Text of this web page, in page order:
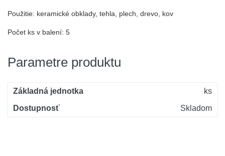
Použitie: keramické obklady, tehla, plech, drevo, kov
Počet ks v balení: 5
Parametre produktu
Základná jednotka
ks
Dostupnosť
Skladom